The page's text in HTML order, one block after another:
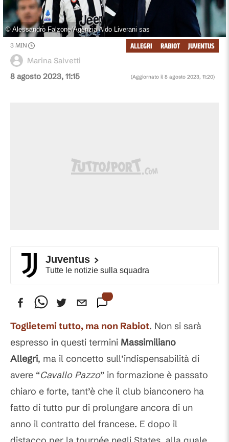
©Alessandro Falzone/Agenzia Aldo Liverani sas
8 agosto 2023, 11:15 (Aggiornato il 8 agosto 2023, 11:20)
Marina Salvetti
3 MIN JUVENTUS
RABIOT
ALLEGRI
Juventus
Tutte le notizie sulla squadra
Toglietemi tutto, ma non Rabiot. Non si sarà
espresso in questi termini Massimiliano
Allegri, ma il concetto sull’indispensabilità di
avere “Cavallo Pazzo” in formazione è passato
chiaro e forte, tant’è che il club bianconero ha
fatto di tutto pur di prolungare ancora di un
anno il contratto del francese. E dopo il